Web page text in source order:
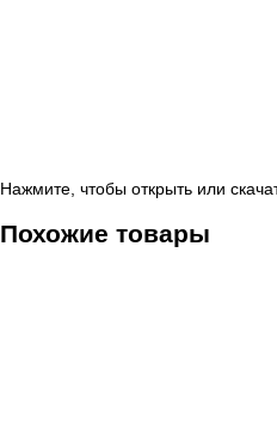
Нажмите, чтобы открыть или
Похожие товары